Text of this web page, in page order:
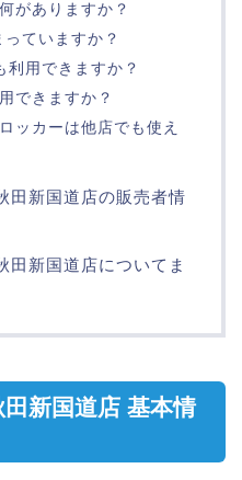
がありますか？
ていますか？
利用できますか？
できますか？
ッカーは他店でも使え
田新国道店の販売者情
田新国道店についてま
新国道店 基本情